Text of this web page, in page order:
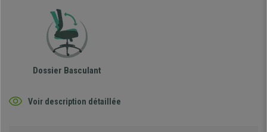
Dossier Basculant
Voir description détaillée